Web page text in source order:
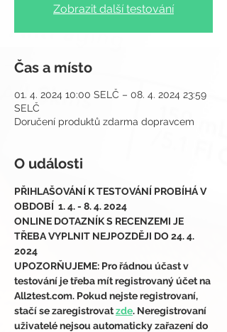
Zobrazit další testování
Čas a místo
01. 4. 2024 10:00 SELČ – 08. 4. 2024 23:59
SELČ
Doručení produktů zdarma dopravcem
O události
PŘIHLAŠOVÁNÍ K TESTOVÁNÍ PROBÍHÁ V
OBDOBÍ  1. 4. - 8. 4. 2024
ONLINE DOTAZNÍK S RECENZEMI JE
TŘEBA VYPLNIT NEJPOZDĚJI DO 24. 4.
2024
UPOZORŇUJEME: Pro řádnou účast v
testování je třeba mít registrovaný účet na
All2test.com. Pokud nejste registrovaní,
stačí se zaregistrovat zde. Neregistrovaní
uživatelé nejsou automaticky zařazení do